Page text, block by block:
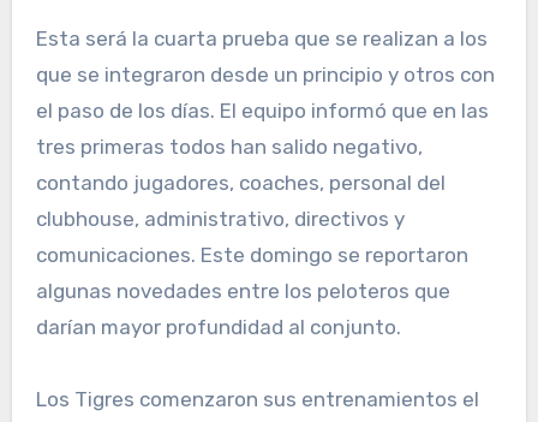
Esta será la cuarta prueba que se realizan a los
que se integraron desde un principio y otros con
el paso de los días. El equipo informó que en las
tres primeras todos han salido negativo,
contando jugadores, coaches, personal del
clubhouse, administrativo, directivos y
comunicaciones. Este domingo se reportaron
algunas novedades entre los peloteros que
darían mayor profundidad al conjunto.
Los Tigres comenzaron sus entrenamientos el